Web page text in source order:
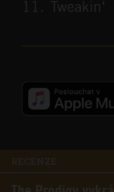
RECENZE